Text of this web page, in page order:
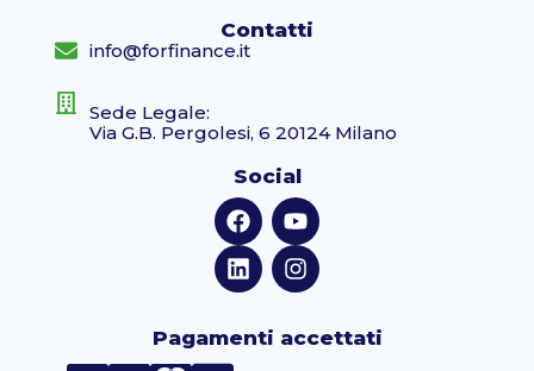
Contatti
info@forfinance.it
Sede Legale:
Via G.B. Pergolesi, 6 20124 Milano
Social
Pagamenti accettati